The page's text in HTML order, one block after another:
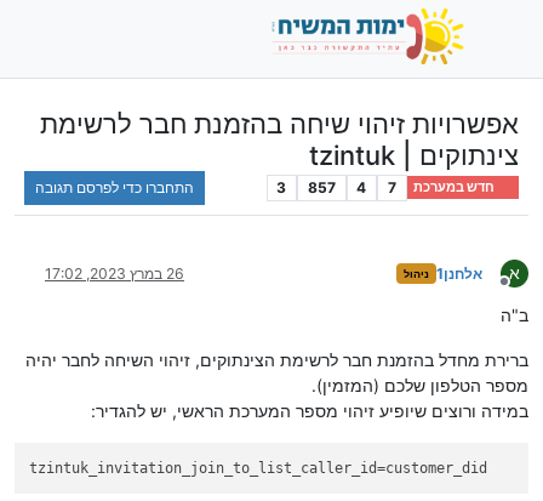
אפשרויות זיהוי שיחה בהזמנת חבר לרשימת
צינתוקים | tzintuk
חדש במערכת 7
4
857
3 התחברו כדי לפרסם תגובה
א
מנותק
אלחנן1 ניהול 26 במרץ 2023, 17:02
ב"ה
ברירת מחדל בהזמנת חבר לרשימת הצינתוקים, זיהוי השיחה לחבר יהיה
מספר הטלפון שלכם (המזמין).
במידה ורוצים שיופיע זיהוי מספר המערכת הראשי, יש להגדיר:
tzintuk_invitation_join_to_list_caller_id=customer_did